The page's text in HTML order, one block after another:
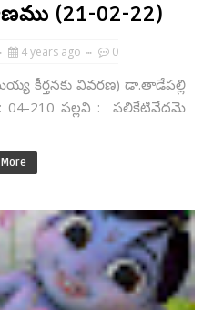
(21-02-22)
4 years ago 0
కీర్తనకు వివరణ) డా.తాడేపల్లి
04-210 పల్లవి : పలికేటివేదమె